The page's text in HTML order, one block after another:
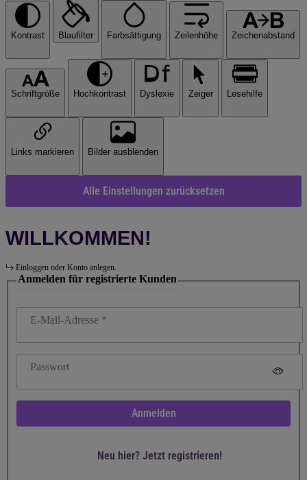
Kontrast Blaufilter Farbsättigung Zeilenhöhe Zeichenabstand
Schriftgröße Hochkontrast Dyslexie Zeiger Lesehilfe
Links markieren Bilder ausblenden
Alle Einstellungen zurücksetzen
WILLKOMMEN!
Einloggen oder Konto anlegen.
Anmelden für registrierte Kunden
E-Mail-Adresse
Passwort
Anmelden
Neu hier? Jetzt registrieren!